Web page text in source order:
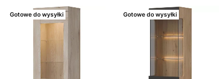
Gotowe do wysyłki Gotowe do wysyłki